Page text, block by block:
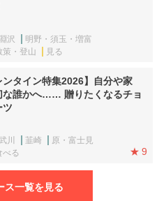
沢
明野・須玉・増富
策・登山 見る
ンタイン特集2026】自分や家
な誰かへ…… 贈りたくなるチョ
ツ
川 韮崎
原・富士見
べる 9
ス一覧を見る